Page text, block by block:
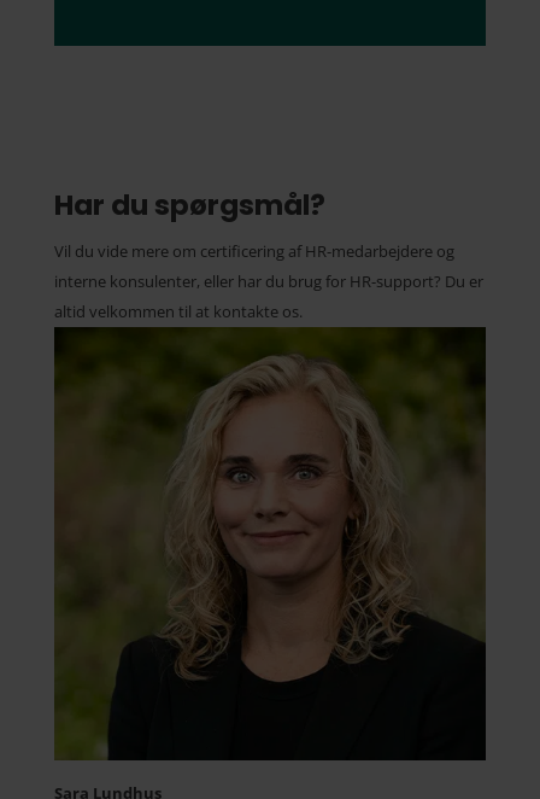
Har du spørgsmål?
Sara Lundhus
Vil du vide mere om certificering af HR-medarbejdere og
interne konsulenter, eller har du brug for HR-support? Du er
altid velkommen til at kontakte os.